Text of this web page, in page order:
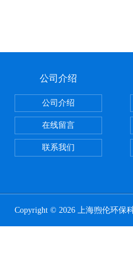
公司介绍
公司介绍
在线留言
联系我们
Copyright © 2026 上海煦伦环保